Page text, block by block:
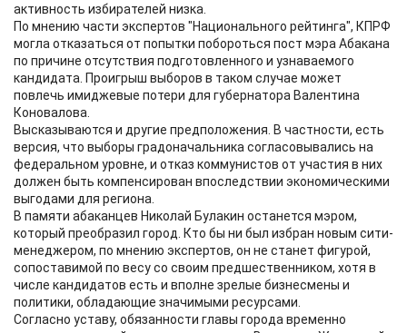
активность избирателей низка.
По мнению части экспертов "Национального рейтинга", КПРФ
могла отказаться от попытки побороться пост мэра Абакана
по причине отсутствия подготовленного и узнаваемого
кандидата. Проигрыш выборов в таком случае может
повлечь имиджевые потери для губернатора Валентина
Коновалова.
Высказываются и другие предположения. В частности, есть
версия, что выборы градоначальника согласовывались на
федеральном уровне, и отказ коммунистов от участия в них
должен быть компенсирован впоследствии экономическими
выгодами для региона.
В памяти абаканцев Николай Булакин останется мэром,
который преобразил город. Кто бы ни был избран новым сити-
менеджером, по мнению экспертов, он не станет фигурой,
сопоставимой по весу со своим предшественником, хотя в
числе кандидатов есть и вполне зрелые бизнесмены и
политики, обладающие значимыми ресурсами.
Согласно уставу, обязанности главы города временно